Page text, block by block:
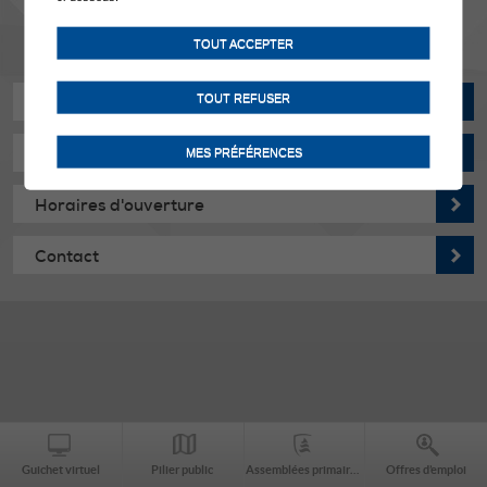
Horaires d'ouverture
Contact
Guichet virtuel Pilier public Offres d’emploi
TOUT ACCEPTER
TOUT REFUSER
MES PRÉFÉRENCES